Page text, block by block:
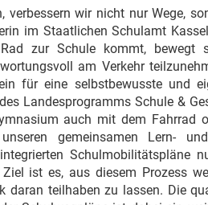
wir nicht nur Wege,
im Staatlichen Schulamt
zur Schule kommt, bewegt
am Verkehr
für eine selbstbewusste und
Landesprogramms Schule &
auch mit dem Fahrrad
gemeinsamen Lern- und
Schulmobilitätspläne
ist es, aus diesem Prozess
teilhaben zu lassen. Die